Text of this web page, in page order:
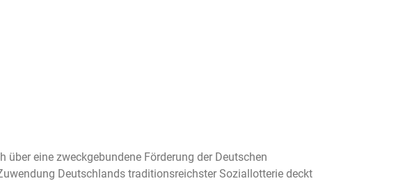
über eine zweckgebundene Förderung der Deutschen
Deutschlands traditionsreichster Soziallotterie deckt